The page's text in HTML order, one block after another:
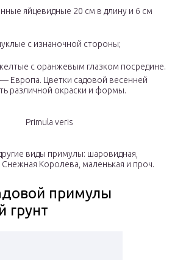
яйцевидные 20 см в длину и 6 см
с изнаночной стороны;
с оранжевым глазком посредине.
— Европа. Цветки садовой весенней
различной окраски и формы.
Primula veris
виды примулы: шаровидная,
Снежная Королева, маленькая и проч.
примулы
грунт